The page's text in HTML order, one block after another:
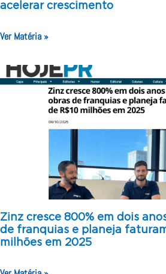
acelerar crescimento
Ver Matéria »
Zinz cresce 800% em dois
de franquias e planeja
milhões em 2025